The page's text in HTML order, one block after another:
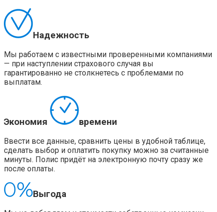
Надежность
Мы работаем с известными проверенными компаниями
— при наступлении страхового случая вы
гарантированно не столкнетесь с проблемами по
выплатам.
Экономия времени
Ввести все данные, сравнить цены в удобной таблице,
сделать выбор и оплатить покупку можно за считанные
минуты. Полис придёт на электронную почту сразу же
после оплаты.
Выгода